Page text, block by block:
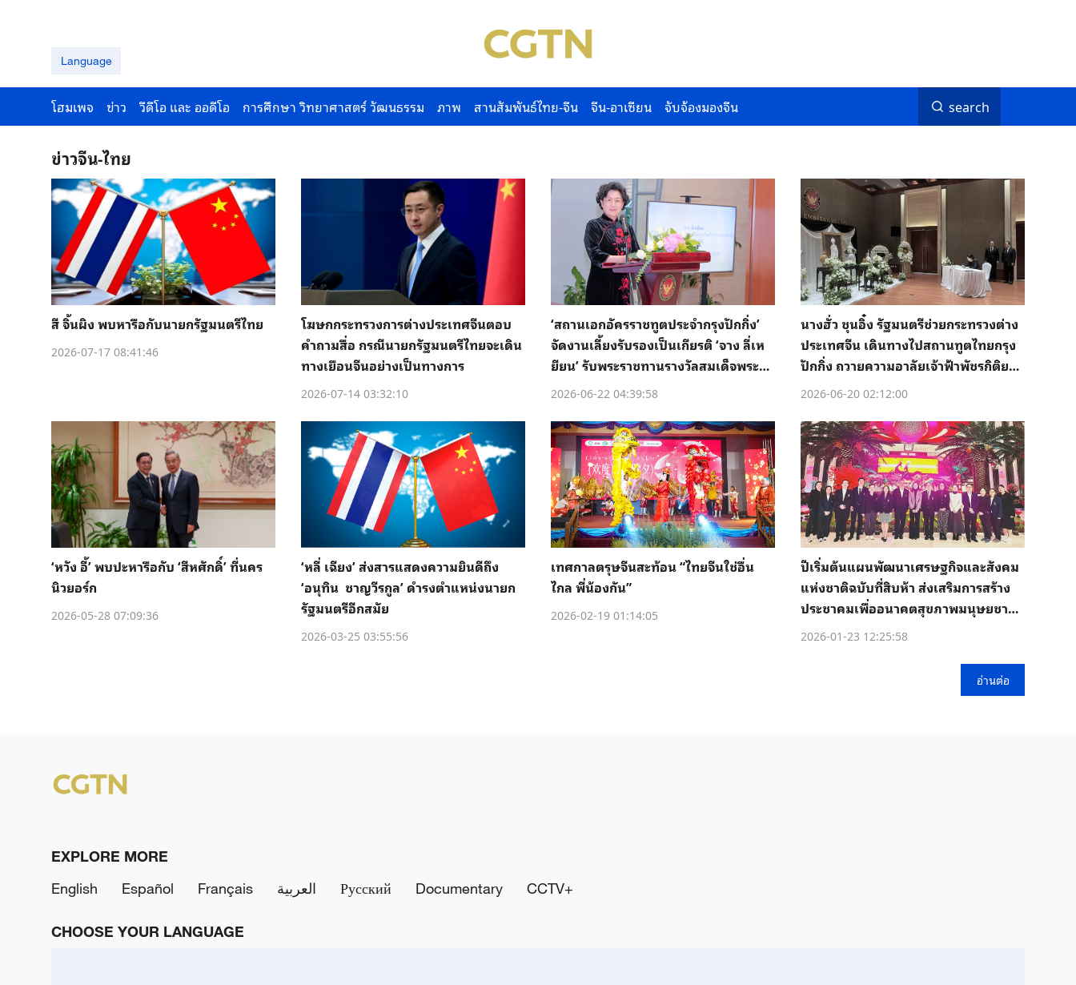
Language
โฮมเพจ ข่าว วีดีโอ และ ออดีโอ การศึกษา วิทยาศาสตร์ วัฒนธรรม ภาพ สานสัมพันธ์ไทย-จีน จีน-อาเซียน จับจ้องมองจีน search
ข่าวจีน-ไทย
สี จิ้นผิง พบหารือกับนายกรัฐมนตรีไทย
2026-07-17 08:41:46
โฆษกกระทรวงการต่างประเทศจีนตอบ
คำถามสื่อ กรณีนายกรัฐมนตรีไทยจะเดิน
ทางเยือนจีนอย่างเป็นทางการ
2026-07-14 03:32:10
‘สถานเอกอัครราชทูตประจำกรุงปักกิ่ง’
จัดงานเลี้ยงรับรองเป็นเกียรติ ‘จาง ลี่เห
ยียน’ รับพระราชทานรางวัลสมเด็จพระศรี
นครินทราบรมราชชนนี
2026-06-22 04:39:58
นางฮั่ว ชุนอิ๋ง รัฐมนตรีช่วยกระทรวงต่าง
ประเทศจีน เดินทางไปสถานทูตไทยกรุง
ปักกิ่ง ถวายความอาลัยเจ้าฟ้าพัชรกิติยา
ภาฯ
2026-06-20 02:12:00
‘หวัง อี้’ พบปะหารือกับ ‘สีหศักดิ์’ ที่นคร
นิวยอร์ก
2026-05-28 07:09:36
‘หลี่ เฉียง’ ส่งสารแสดงความยินดีถึง
‘อนุทิน ชาญวีรกูล’ ดำรงตำแหน่งนายก
รัฐมนตรีอีกสมัย
2026-03-25 03:55:56
เทศกาลตรุษจีนสะท้อน “ไทยจีนใช่อื่น
ไกล พี่น้องกัน”
2026-02-19 01:14:05
ปีเริ่มต้นแผนพัฒนาเศรษฐกิจและสังคม
แห่งชาติฉบับที่สิบห้า ส่งเสริมการสร้าง
ประชาคมเพื่ออนาคตสุขภาพมนุษยชาติ
จีน-ไทย
2026-01-23 12:25:58
อ่านต่อ
EXPLORE MORE
English
Español Français العربية Русский Documentary CCTV+
CHOOSE YOUR LANGUAGE